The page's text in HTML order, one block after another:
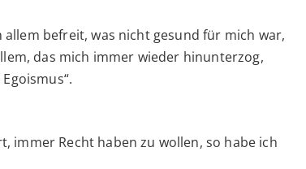
befreit, was nicht gesund für mich war,
das mich immer wieder hinunterzog,
immer Recht haben zu wollen, so habe ich